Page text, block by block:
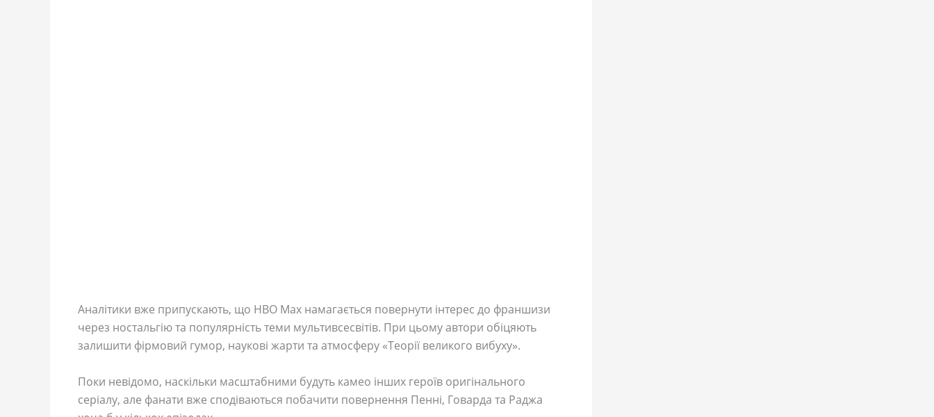
Аналітики вже припускають, що HBO Max намагається повернути інтерес до франшизи
через ностальгію та популярність теми мультивсесвітів. При цьому автори обіцяють
залишити фірмовий гумор, наукові жарти та атмосферу «Теорії великого вибуху».
Поки невідомо, наскільки масштабними будуть камео інших героїв оригінального
серіалу, але фанати вже сподіваються побачити повернення Пенні, Говарда та Раджа